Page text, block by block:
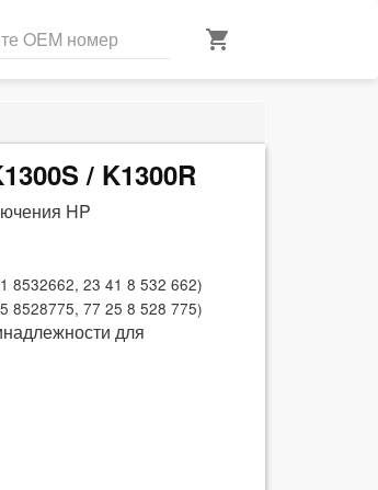
shopping_cart
/ K1300R
HP
8532662, 23 41 8 532 662)
8528775, 77 25 8 528 775)
для